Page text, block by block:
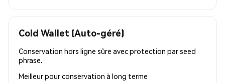
Cold Wallet (Auto-géré)
Conservation hors ligne sûre avec protection par seed
phrase.
Meilleur pourconservation à long terme